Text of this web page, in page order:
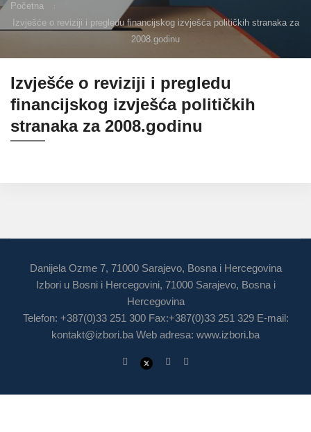
Početna
Izvješće o reviziji i pregledu financijskog izvješća političkih stranaka za
2008.godinu
Izvješće o reviziji i pregledu
financijskog izvješća političkih
stranaka za 2008.godinu
Danijela Ozme 7, 71000 Sarajevo, Bosna i Hercegovina
Izbori u Bosni i Hercegovini, 71000 Sarajevo, Bosna i
Hercegovina
Telefon: +387(0)33 251 300 Fax:+387(0)33 251 329 E-mail:
kontakt@izbori.ba Web adresa: www.izbori.ba